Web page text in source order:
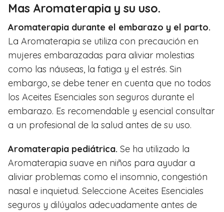
Mas Aromaterapia y su uso.
Aromaterapia durante el embarazo y el parto.
La Aromaterapia se utiliza con precaución en
mujeres embarazadas para aliviar molestias
como las náuseas, la fatiga y el estrés. Sin
embargo, se debe tener en cuenta que no todos
los Aceites Esenciales son seguros durante el
embarazo. Es recomendable y esencial consultar
a un profesional de la salud antes de su uso.
Aromaterapia pediátrica. Se ha utilizado la
Aromaterapia suave en niños para ayudar a
aliviar problemas como el insomnio, congestión
nasal e inquietud. Seleccione Aceites Esenciales
seguros y dilúyalos adecuadamente antes de